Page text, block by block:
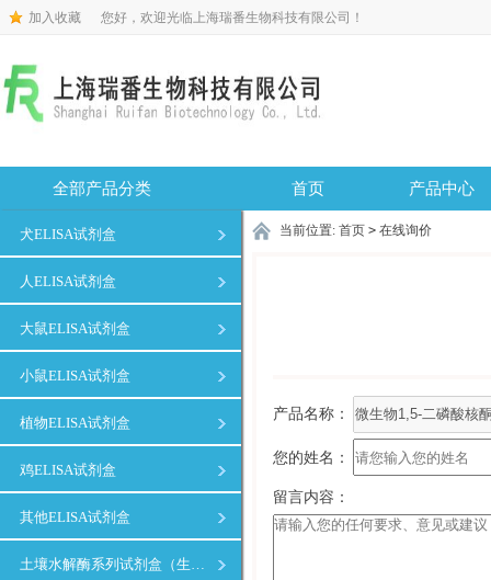
加入收藏 您好，欢迎光临上海瑞番生物科技有限公司！
全部产品分类
犬ELISA试剂盒
人ELISA试剂盒
大鼠ELISA试剂盒
小鼠ELISA试剂盒
植物ELISA试剂盒
鸡ELISA试剂盒
其他ELISA试剂盒
土壤水解酶系列试剂盒（生化）
首页 产品中心
当前位置: 首页 > 在线询价
产品名称：
您的姓名：
留言内容：